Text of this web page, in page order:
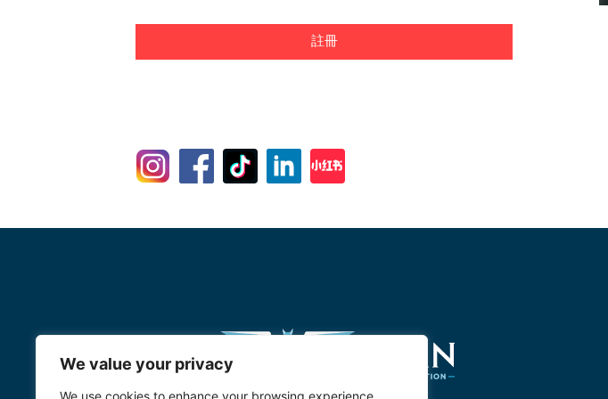
We value your privacy
We use cookies to enhance your browsing experience,
註冊